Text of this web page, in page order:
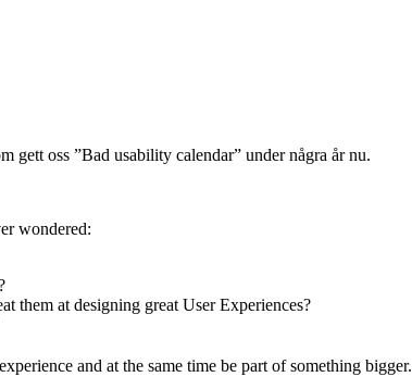
gett oss ”Bad usability calendar” under några år nu.
wondered:
them at designing great User Experiences?
and at the same time be part of something bigger.